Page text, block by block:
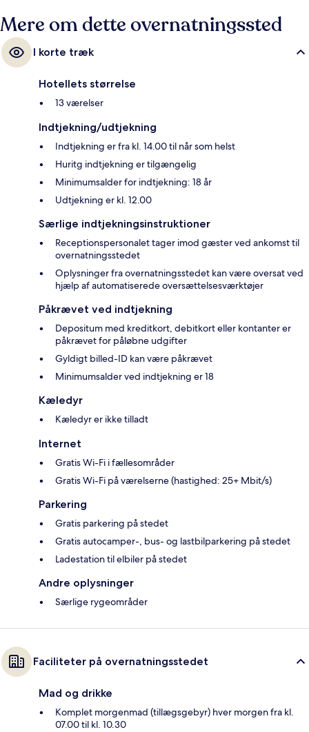
Mere om dette overnatningssted
I korte træk
Hotellets størrelse
13 værelser
Indtjekning/udtjekning
Indtjekning er fra kl. 14.00 til når som helst
Huritg indtjekning er tilgængelig
Minimumsalder for indtjekning: 18 år
Udtjekning er kl. 12.00
Særlige indtjekningsinstruktioner
Receptionspersonalet tager imod gæster ved ankomst til
overnatningsstedet
Oplysninger fra overnatningsstedet kan være oversat ved
hjælp af automatiserede oversættelsesværktøjer
Påkrævet ved indtjekning
Depositum med kreditkort, debitkort eller kontanter er
påkrævet for påløbne udgifter
Gyldigt billed-ID kan være påkrævet
Minimumsalder ved indtjekning er 18
Kæledyr
Kæledyr er ikke tilladt
Internet
Gratis Wi-Fi i fællesområder
Gratis Wi-Fi på værelserne (hastighed: 25+ Mbit/s)
Parkering
Gratis parkering på stedet
Gratis autocamper-, bus- og lastbilparkering på stedet
Ladestation til elbiler på stedet
Andre oplysninger
Særlige rygeområder
Faciliteter på overnatningsstedet
Mad og drikke
Komplet morgenmad (tillægsgebyr) hver morgen fra kl.
07.00 til kl. 10.30